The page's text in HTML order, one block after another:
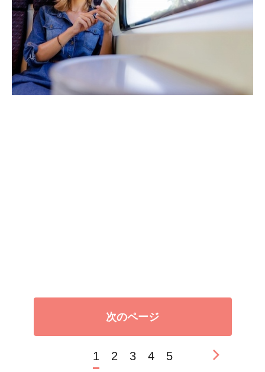
次のページ
1 2 3 4 5